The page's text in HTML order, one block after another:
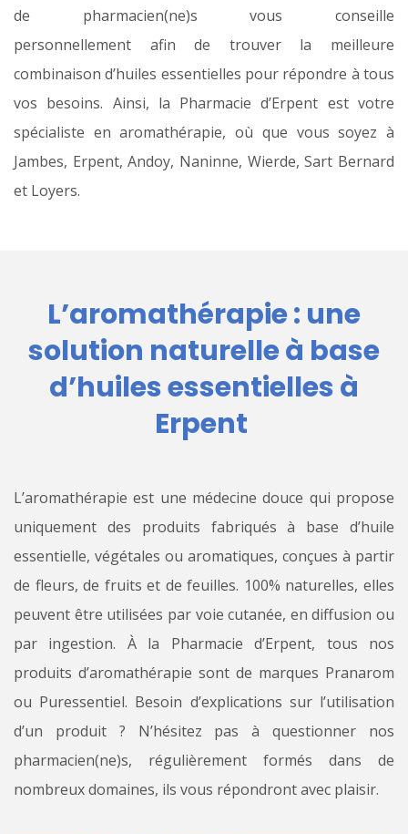
de pharmacien(ne)s vous conseille
personnellement afin de trouver la meilleure
combinaison d’huiles essentielles pour répondre à tous
vos besoins. Ainsi, la Pharmacie d’Erpent est votre
spécialiste en aromathérapie, où que vous soyez à
Jambes, Erpent, Andoy, Naninne, Wierde, Sart Bernard
et Loyers.
L’aromathérapie : une
solution naturelle à base
d’huiles essentielles à
Erpent
L’aromathérapie est une médecine douce qui propose
uniquement des produits fabriqués à base d’huile
essentielle, végétales ou aromatiques, conçues à partir
de fleurs, de fruits et de feuilles. 100% naturelles, elles
peuvent être utilisées par voie cutanée, en diffusion ou
par ingestion. À la Pharmacie d’Erpent, tous nos
produits d’aromathérapie sont de marques Pranarom
ou Puressentiel. Besoin d’explications sur l’utilisation
d’un produit ? N’hésitez pas à questionner nos
pharmacien(ne)s, régulièrement formés dans de
nombreux domaines, ils vous répondront avec plaisir.